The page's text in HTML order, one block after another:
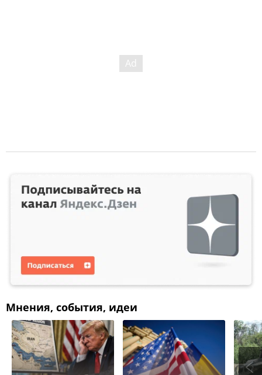
Мнения, события, идеи